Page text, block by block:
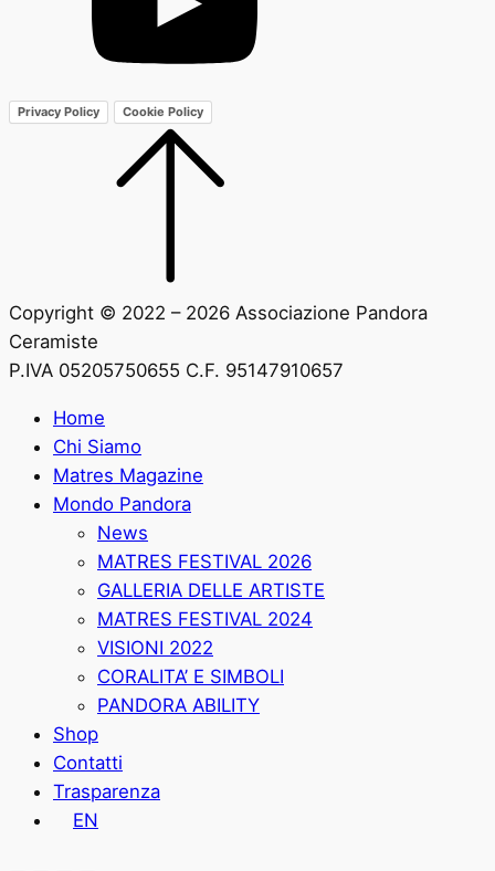
Privacy Policy Cookie Policy
Copyright © 2022 – 2026 Associazione Pandora
Ceramiste
P.IVA 05205750655 C.F. 95147910657
Home
Chi Siamo
Matres Magazine
Mondo Pandora
News
MATRES FESTIVAL 2026
GALLERIA DELLE ARTISTE
MATRES FESTIVAL 2024
VISIONI 2022
CORALITA’ E SIMBOLI
PANDORA ABILITY
Shop
Contatti
Trasparenza
EN